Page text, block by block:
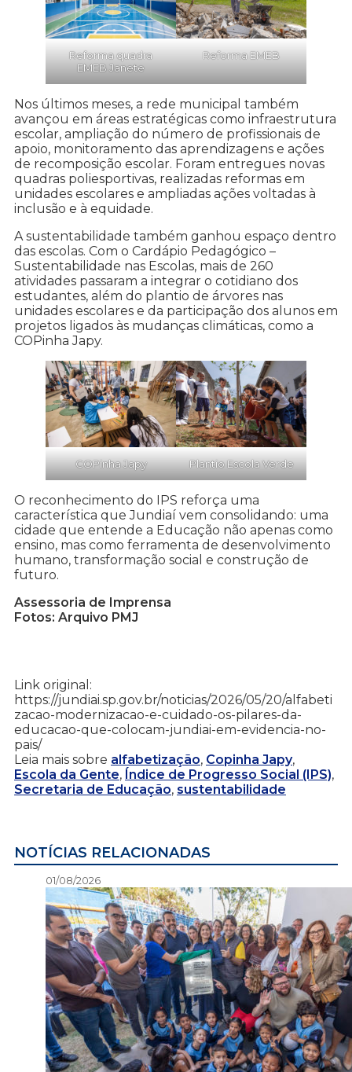
Reforma quadra
EMEB Janete
Reforma EMEB
Nos últimos meses, a rede municipal também
avançou em áreas estratégicas como infraestrutura
escolar, ampliação do número de profissionais de
apoio, monitoramento das aprendizagens e ações
de recomposição escolar. Foram entregues novas
quadras poliesportivas, realizadas reformas em
unidades escolares e ampliadas ações voltadas à
inclusão e à equidade.
A sustentabilidade também ganhou espaço dentro
das escolas. Com o Cardápio Pedagógico –
Sustentabilidade nas Escolas, mais de 260
atividades passaram a integrar o cotidiano dos
estudantes, além do plantio de árvores nas
unidades escolares e da participação dos alunos em
projetos ligados às mudanças climáticas, como a
COPinha Japy.
COPinha Japy Plantio Escola Verde
O reconhecimento do IPS reforça uma
característica que Jundiaí vem consolidando: uma
cidade que entende a Educação não apenas como
ensino, mas como ferramenta de desenvolvimento
humano, transformação social e construção de
futuro.
Assessoria de Imprensa
Fotos: Arquivo PMJ
Link original:
https://jundiai.sp.gov.br/noticias/2026/05/20/alfabeti
zacao-modernizacao-e-cuidado-os-pilares-da-
educacao-que-colocam-jundiai-em-evidencia-no-
pais/
Leia mais sobre alfabetização, Copinha Japy,
Escola da Gente, Índice de Progresso Social (IPS),
Secretaria de Educação, sustentabilidade
NOTÍCIAS RELACIONADAS
01/08/2026